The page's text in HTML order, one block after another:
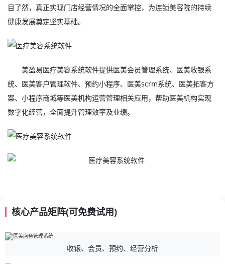
目了然，真正实现门店经营情况的全面掌控，为连锁美容院的持续
健康发展奠定坚实基础。
美盈易医疗美容系统软件提供医美会员管理系统、 医美收银系
统、 医美客户管理软件、预约小程序、 医美scrm系统、医美拓客方
案、小程序商城等医美机构运营管理相关应用，帮助医美机构实现
数字化经营，全面提升管理效率及业绩。
核心产品矩阵(可免费试用)
收银、会员、预约、经营分析